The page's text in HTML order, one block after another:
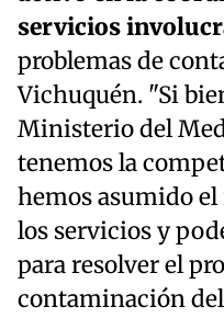
servicios
problemas de
Vichuquén. "Si
Ministerio del
tenemos la
hemos asumido
los servicios y
para resolver el
contaminación